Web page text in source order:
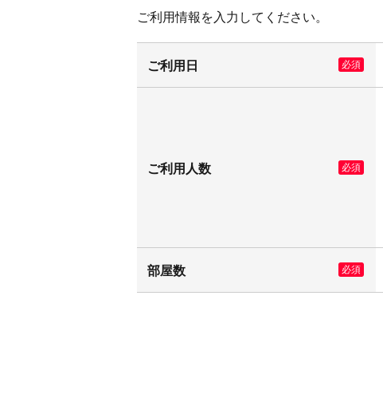
ご利用情報を入力してください。
ご利用日 必須
ご利用人数 必須
部屋数 必須